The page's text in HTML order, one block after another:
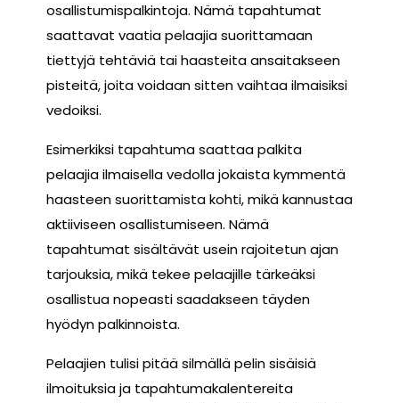
osallistumispalkintoja. Nämä tapahtumat
saattavat vaatia pelaajia suorittamaan
tiettyjä tehtäviä tai haasteita ansaitakseen
pisteitä, joita voidaan sitten vaihtaa ilmaisiksi
vedoiksi.
Esimerkiksi tapahtuma saattaa palkita
pelaajia ilmaisella vedolla jokaista kymmentä
haasteen suorittamista kohti, mikä kannustaa
aktiiviseen osallistumiseen. Nämä
tapahtumat sisältävät usein rajoitetun ajan
tarjouksia, mikä tekee pelaajille tärkeäksi
osallistua nopeasti saadakseen täyden
hyödyn palkinnoista.
Pelaajien tulisi pitää silmällä pelin sisäisiä
ilmoituksia ja tapahtumakalentereita